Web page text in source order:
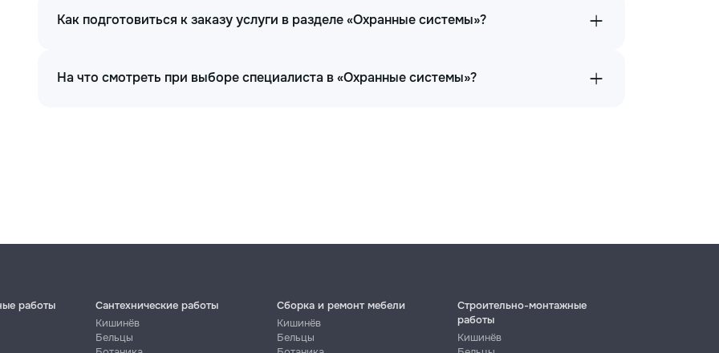
Как подготовиться к заказу услуги в разделе «Охранные системы»?
На что смотреть при выборе специалиста в «Охранные системы»?
работы
Сантехнические работы
Кишинёв
Бельцы
Сборка и ремонт мебели
Кишинёв
Бельцы
Строительно-монтажные
работы
Кишинёв